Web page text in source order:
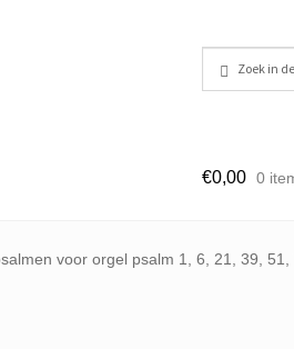
€0,00 0
voor orgel psalm 1, 6, 21, 39,